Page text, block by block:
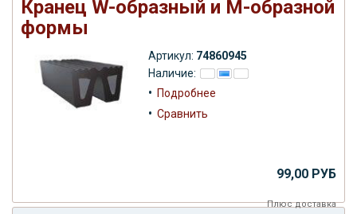
Кранец W-образный и M-образной
формы
Артикул: 74860945
Наличие:
• Подробнее
• Сравнить
99,00 РУБ
Плюсдоставка